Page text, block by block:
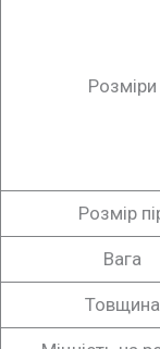
Розміри
Розмір
Вага
Товщина